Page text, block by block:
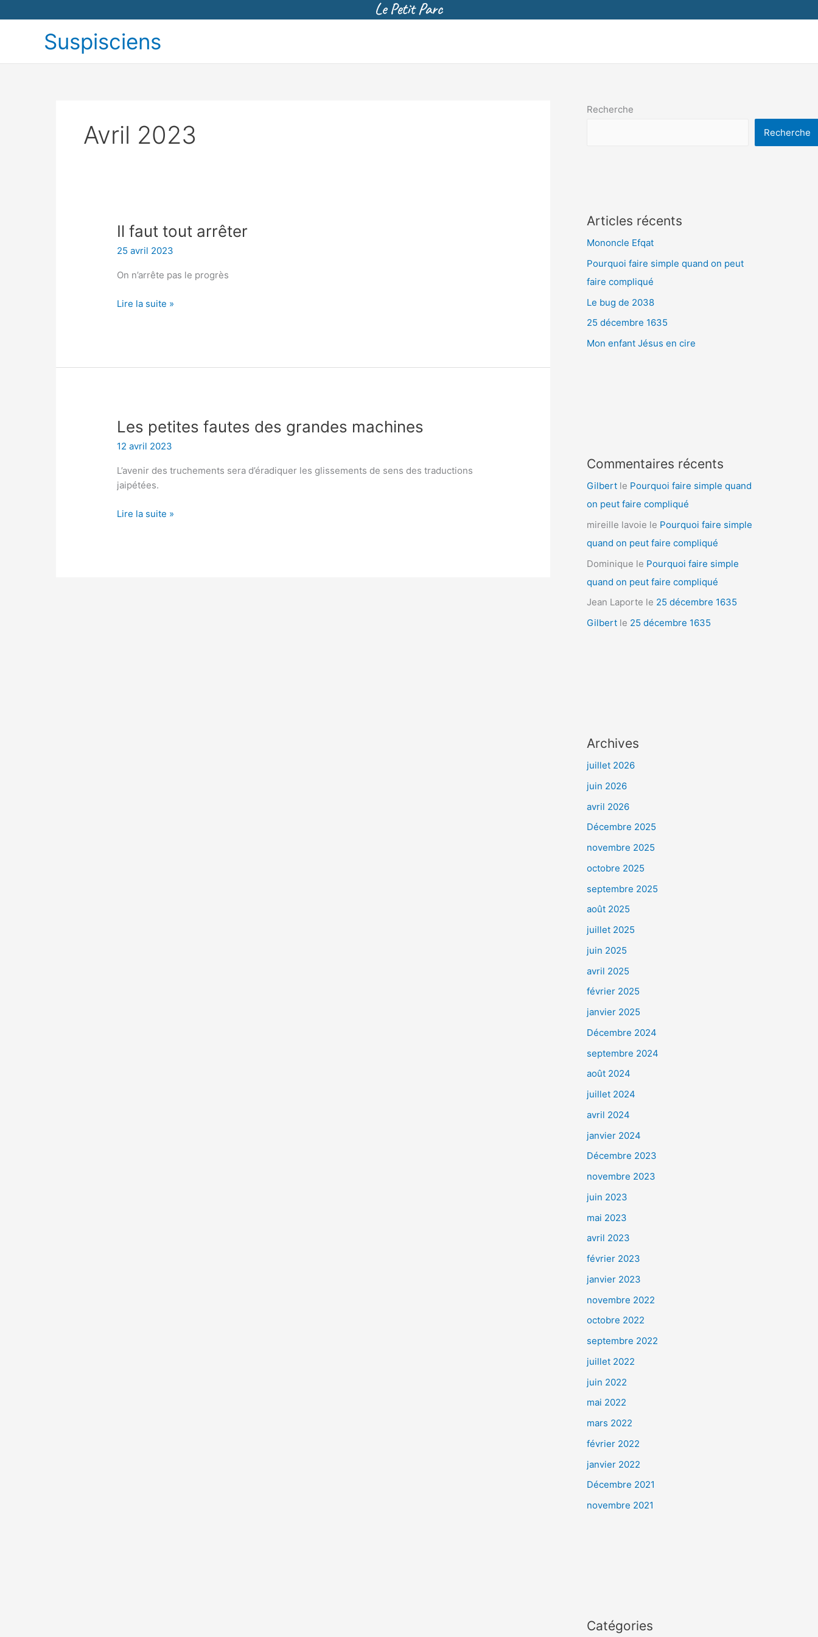
Suspisciens
Avril 2023
Il faut tout arrêter
25 avril 2023
On n’arrête pas le progrès
Il
tout
arrêter
Lire la suite »
Les petites fautes des grandes machines
12 avril 2023
L’avenir des truchements sera d’éradiquer les glissements de sens des traductions
jaipétées.
Les
fautes
des
grandes
Lire la suite »
Recherche
Recherche
Articles récents
Mononcle Efqat
Pourquoi faire simple quand on peut
faire compliqué
Le bug de 2038
25 décembre 1635
Mon enfant Jésus en cire
Commentaires récents
Gilbert le Pourquoi faire simple quand
on peut faire compliqué
mireille lavoie le Pourquoi faire simple
quand on peut faire compliqué
Dominique le Pourquoi faire simple
quand on peut faire compliqué
Jean Laporte le 25 décembre 1635
Gilbert le 25 décembre 1635
Archives
juillet 2026
juin 2026
avril 2026
Décembre 2025
novembre 2025
octobre 2025
septembre 2025
août 2025
juillet 2025
juin 2025
avril 2025
février 2025
janvier 2025
Décembre 2024
septembre 2024
août 2024
juillet 2024
avril 2024
janvier 2024
Décembre 2023
novembre 2023
juin 2023
mai 2023
avril 2023
février 2023
janvier 2023
novembre 2022
octobre 2022
septembre 2022
juillet 2022
juin 2022
mai 2022
mars 2022
février 2022
janvier 2022
Décembre 2021
novembre 2021
Catégories